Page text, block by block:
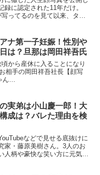
に認定された11年だけ。
ってるのを見て以来、タレ
ナ第一子妊娠！性別や
は？旦那は岡田祥吾氏
から産休に入ることになり
相手の岡田祥吾社長【顔写
ん
実弟は小山慶一郎！大
成は？バレた理由を検
などで見せる底抜けに
家・藤原美樹さん。3人のお
柄や豪快な笑い方に元気づ